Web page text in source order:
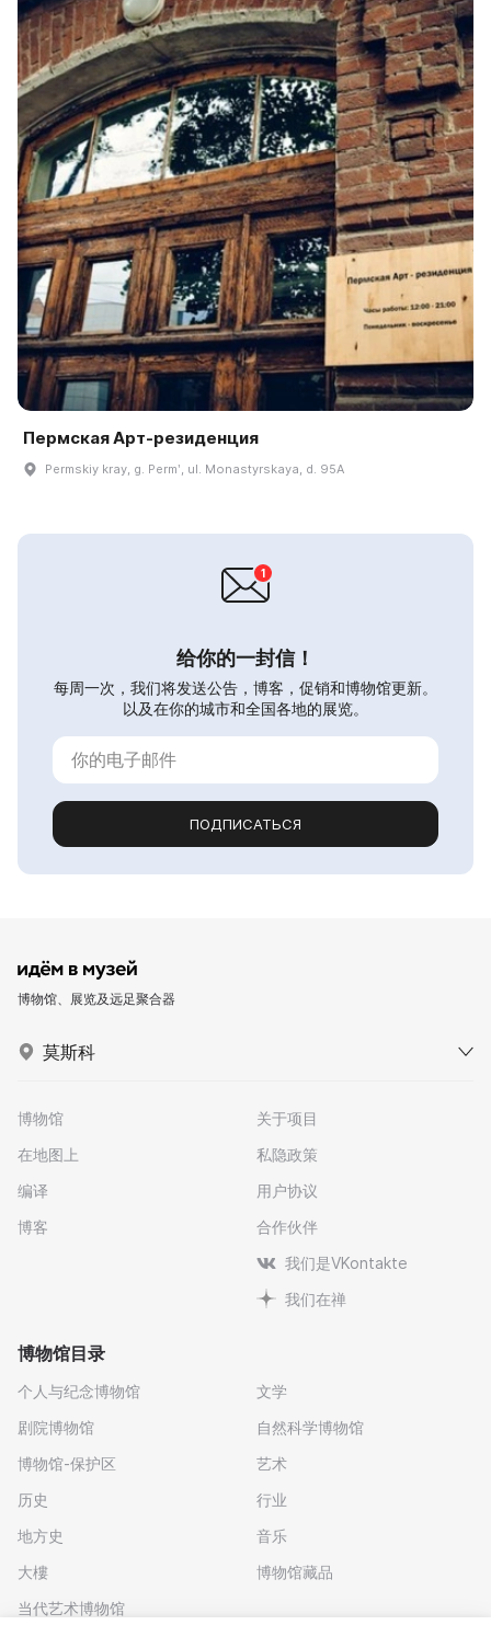
Пермская Арт-резиденция
Permskiy kray, g. Permʹ, ul. Monastyrskaya, d. 95A
给你的一封信！
每周一次，我们将发送公告，博客，促销和博物馆更新。
以及在你的城市和全国各地的展览。
ПОДПИСАТЬСЯ
博物馆、展览及远足聚合器
莫斯科
博物馆
在地图上
编译
博客
关于项目
私隐政策
用户协议
合作伙伴
我们是VKontakte
我们在禅
博物馆目录
个人与纪念博物馆
剧院博物馆
博物馆-保护区
历史
地方史
大樓
当代艺术博物馆
文学
自然科学博物馆
艺术
行业
音乐
博物馆藏品